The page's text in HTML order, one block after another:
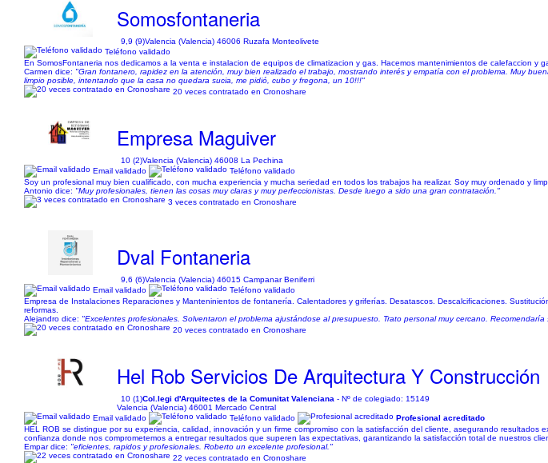
Somosfontaneria
9,9 (9)Valencia (Valencia) 46006 Ruzafa Monteolivete
Teléfono validado
En SomosFontaneria nos dedicamos a la venta e instalacion de equipos de climatizacion y gas. Hacemos mantenimientos de calefaccion y
Carmen dice: "Gran fontanero, rapidez en la atención, muy bien realizado el trabajo, mostrando interés y empatía con el problema. Muy
limpio posible, intentando que la casa no quedara sucia, me pidió, cubo y fregona, un 10!!!"
20 veces contratado en Cronoshare
Empresa Maguiver
10 (2)Valencia (Valencia) 46008 La Pechina
Email validado
Teléfono validado
Soy un profesional muy bien cualificado, con mucha experiencia y mucha seriedad en todos los trabajos ha realizar. Soy muy ordenado y
Antonio dice: "Muy profesionales, tienen las cosas muy claras y muy perfeccionistas. Desde luego a sido una gran contratación."
3 veces contratado en Cronoshare
Dval Fontaneria
9,6 (6)Valencia (Valencia) 46015 Campanar Beniferri
Email validado
Teléfono validado
Empresa de Instalaciones Reparaciones y Manteninientos de fontanería. Calentadores y griferías. Desatascos. Descalcificaciones.
reformas.
Alejandro dice: "Excelentes profesionales. Solventaron el problema ajustándose al presupuesto. Trato personal muy cercano.
20 veces contratado en Cronoshare
Hel Rob Servicios De Arquitectura Y Construcción
10 (1)Col.legi d'Arquitectes de la Comunitat Valenciana - Nº de colegiado: 15149
Valencia (Valencia) 46001 Mercado Central
Email validado
Teléfono validado
Profesional acreditado
HEL ROB se distingue por su experiencia, calidad, innovación y un firme compromiso con la satisfacción del cliente, asegurando resultados
confianza donde nos comprometemos a entregar resultados que superen las expectativas, garantizando la satisfacción total de nuestros
Empar dice: "eficientes, rapidos y profesionales. Roberto un excelente profesional."
22 veces contratado en Cronoshare